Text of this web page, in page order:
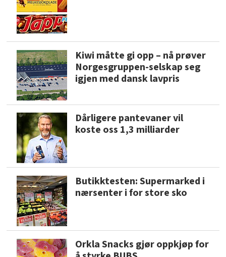
Kiwi måtte gi opp – nå prøver
Norgesgruppen-selskap seg
igjen med dansk lavpris
Dårligere pantevaner vil
koste oss 1,3 milliarder
Butikktesten: Supermarked i
nærsenter i for store sko
Orkla Snacks gjør oppkjøp for